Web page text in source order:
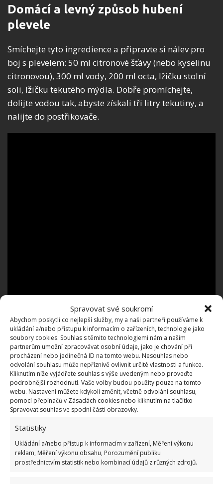
Spravovat své soukromí
Abychom poskytli co nejlepší služby, my a naši partneři používáme k
ukládání a/nebo přístupu k informacím o zařízeních, technologie jako
soubory cookies. Souhlas s těmito technologiemi nám a našim
partnerům umožní zpracovávat osobní údaje, jako je chování při
procházení nebo jedinečná ID na tomto webu. Nesouhlas nebo
odvolání souhlasu může nepříznivě ovlivnit určité vlastnosti a funkce.
Kliknutím níže vyjádřete souhlas s výše uvedeným nebo proveďte
podrobnější rozhodnutí. Vaše volby budou použity pouze na tomto
webu. Nastavení můžete kdykoli změnit, včetně odvolání souhlasu,
pomocí přepínačů v Zásadách cookies nebo kliknutím na tlačítko
Spravovat souhlas ve spodní části obrazovky.
Statistiky
Ukládání a/nebo přístup k informacím v zařízení, Měření výkonu
reklam, Měření výkonu obsahu, Porozumění publiku
prostřednictvím statistik nebo kombinací údajů z různých zdrojů.
Domácí a levný způsob hubení
plevele
Smíchejte tyto ingredience a připravte si nálev pro
boj s plevelem: 50 ml citronové šťávy (nebo kyselinu
citronovou), 300 ml vody, 200 ml octa, lžičku stolní
soli, lžičku tekutého mýdla. Dobře promíchejte,
dolijte vodou tak, abyste získali tři litry tekutiny, a
nalijte do postřikovače.
Aplikujte za teplého slunečného dne, a pokud možno
Vzrostlé plevele se jen tak něčeho neleknou.
Kyselina citronová poškozuje rostlinné buňky,
ocet zase kořínky. Díky mýdlu přípravek na plevelu